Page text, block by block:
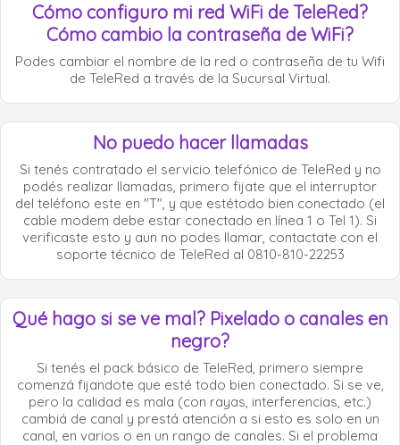
Cómo configuro mi red WiFi de TeleRed?
Cómo cambio la contraseña de WiFi?
Podes cambiar el nombre de la red o contraseña de tu Wifi
de TeleRed a través de la Sucursal Virtual.
No puedo hacer llamadas
Si tenés contratado el servicio telefónico de TeleRed y no
podés realizar llamadas, primero fijate que el interruptor
del teléfono este en "T", y que estétodo bien conectado (el
cable modem debe estar conectado en línea 1 o Tel 1). Si
verificaste esto y aun no podes llamar, contactate con el
soporte técnico de TeleRed al 0810-810-22253
Qué hago si se ve mal? Pixelado o canales en
negro?
Si tenés el pack básico de TeleRed, primero siempre
comenzá fijandote que esté todo bien conectado. Si se ve,
pero la calidad es mala (con rayas, interferencias, etc.)
cambiá de canal y prestá atención a si esto es solo en un
canal, en varios o en un rango de canales. Si el problema